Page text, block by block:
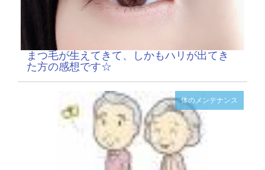
まつ毛が生えてきて、しかもハリが出てき
た方の感想です☆
体のメンテナンス